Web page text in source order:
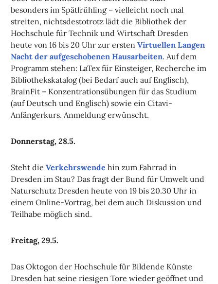
besonders im Spätfrühling – vielleicht noch mal
streiten, nichtsdestotrotz lädt die Bibliothek der
Hochschule für Technik und Wirtschaft Dresden
heute von 16 bis 20 Uhr zur erstenVirtuellen Langen
Nacht der aufgeschobenen Hausarbeiten. Auf dem
Programm stehen: LaTex für Einsteiger, Recherche im
Bibliothekskatalog (bei Bedarf auch auf Englisch),
BrainFit – Konzentrationsübungen für das Studium
(auf Deutsch und Englisch) sowie ein Citavi-
Anfängerkurs. Anmeldung erwünscht.
Donnerstag, 28.5.
Steht dieVerkehrswende hin zum Fahrrad in
Dresden im Stau? Das fragt der Bund für Umwelt und
Naturschutz Dresden heute von 19 bis 20.30 Uhr in
einem Online-Vortrag, bei dem auch Diskussion und
Teilhabe möglich sind.
Freitag, 29.5.
Das Oktogon der Hochschule für Bildende Künste
Dresden hat seine riesigen Tore wieder geöffnet und